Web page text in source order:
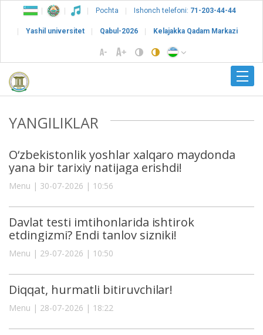
Pochta Ishonch telefoni: 71-203-44-44
Yashil universitet Qabul-2026 Kelajakka Qadam Markazi
YANGILIKLAR
O‘zbekistonlik yoshlar xalqaro maydonda
yana bir tarixiy natijaga erishdi!
Menu | 30-07-2026 | 10:56
Davlat testi imtihonlarida ishtirok
etdingizmi? Endi tanlov sizniki!
Menu | 29-07-2026 | 10:50
Diqqat, hurmatli bitiruvchilar!
Menu | 28-07-2026 | 18:22